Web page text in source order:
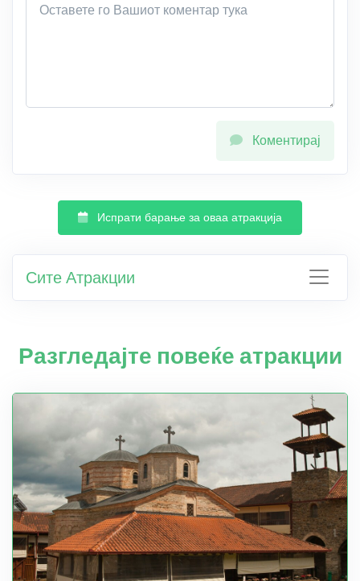
Коментирај
Испрати барање за оваа атракција
Сите Атракции
Разгледајте повеќе атракции